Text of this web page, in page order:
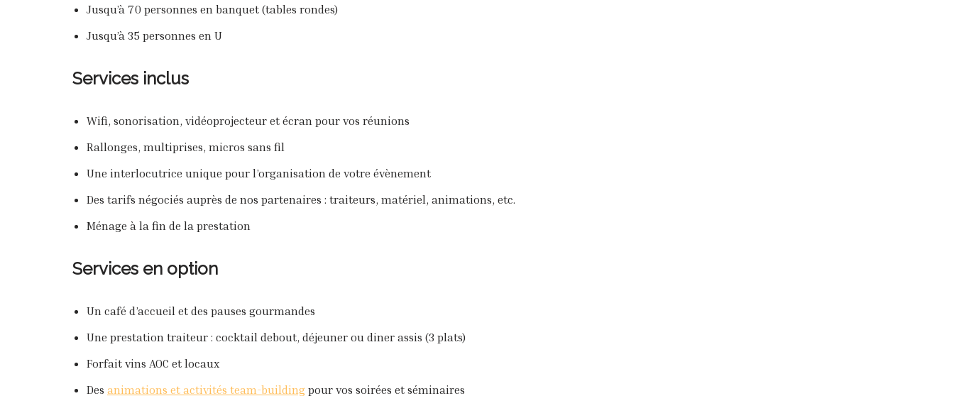
Jusqu’à 70 personnes en banquet (tables rondes)
Jusqu’à 35 personnes en U
Services inclus
Wifi, sonorisation, vidéoprojecteur et écran pour vos réunions
Rallonges, multiprises, micros sans fil
Une interlocutrice unique pour l’organisation de votre évènement
Des tarifs négociés auprès de nos partenaires : traiteurs, matériel, animations, etc.
Ménage à la fin de la prestation
Services en option
Un café d’accueil et des pauses gourmandes
Une prestation traiteur : cocktail debout, déjeuner ou diner assis (3 plats)
Forfait vins AOC et locaux
Des animations et activités team-building pour vos soirées et séminaires